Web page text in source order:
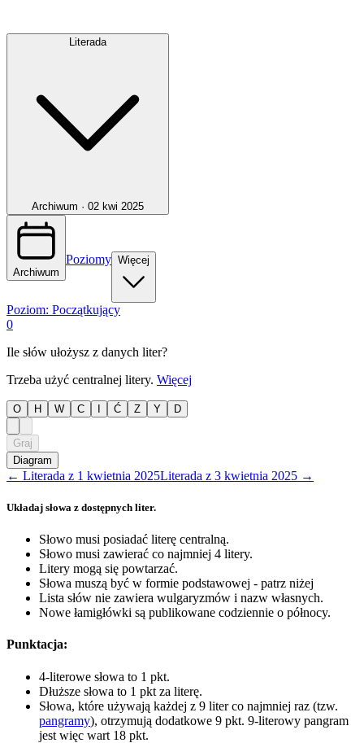
Literada
Archiwum · 02 kwi 2025
Archiwum
Poziomy Więcej
Poziom: Początkujący
0
Ile słów ułożysz z danych liter?
Trzeba użyć centralnej litery. Więcej
O H W C Ć Z Y D
Graj
Diagram
← Literada z 1 kwietnia 2025Literada z 3 kwietnia 2025 →
Układaj słowa z dostępnych liter.
Słowo musi posiadać literę centralną.
Słowo musi zawierać co najmniej 4 litery.
Litery mogą się powtarzać.
Słowa muszą być w formie podstawowej - patrz niżej
Lista słów nie zawiera wulgaryzmów i nazw własnych.
Nowe łamigłówki są publikowane codziennie o północy.
Punktacja:
4-literowe słowa to 1 pkt.
Dłuższe słowa to 1 pkt za literę.
Słowa, które używają każdej z 9 liter co najmniej raz (tzw.
pangramy), otrzymują dodatkowe 9 pkt. 9-literowy pangram
jest więc wart 18 pkt.